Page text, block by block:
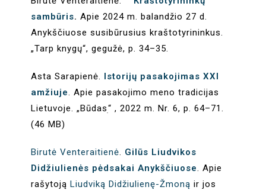
sambūris.Apie 2024 m. balandžio 27 d.
Anykščiuose susibūrusius kraštotyrininkus.
„Tarp knygų“, gegužė, p. 34–35.
Asta Sarapienė. Istorijų pasakojimas XXI
amžiuje. Apie pasakojimo meno tradicijas
Lietuvoje. „Būdasׅ“ , 2022 m. Nr. 6, p. 64–71.
(46 MB)
Birutė Venteraitienė. Gilūs Liudvikos
Didžiulienės pėdsakai Anykščiuose. Apie
rašytojąLiudviką Didžiulienę-Žmoną ir jos